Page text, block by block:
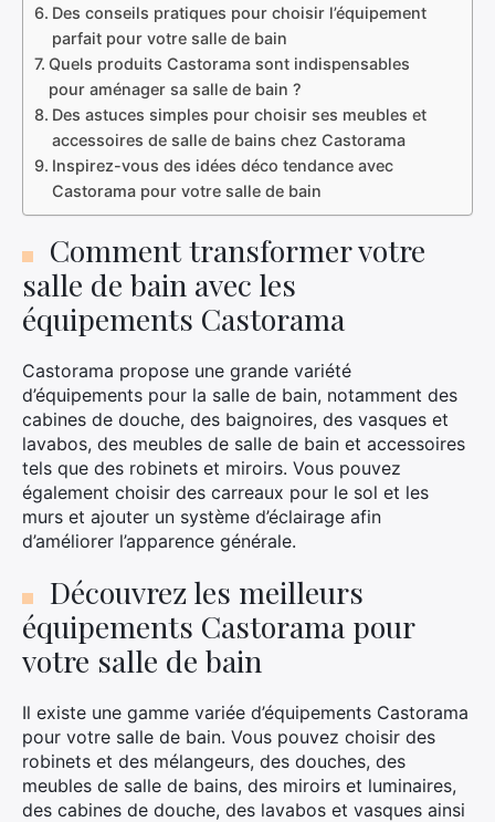
Des conseils pratiques pour choisir l’équipement
parfait pour votre salle de bain
Quels produits Castorama sont indispensables
pour aménager sa salle de bain ?
Des astuces simples pour choisir ses meubles et
accessoires de salle de bains chez Castorama
Inspirez-vous des idées déco tendance avec
Castorama pour votre salle de bain
Comment transformer votre
salle de bain avec les
équipements Castorama
Castorama propose une grande variété
d’équipements pour la salle de bain, notamment des
cabines de douche, des baignoires, des vasques et
lavabos, des meubles de salle de bain et accessoires
tels que des robinets et miroirs. Vous pouvez
également choisir des carreaux pour le sol et les
murs et ajouter un système d’éclairage afin
d’améliorer l’apparence générale.
Découvrez les meilleurs
équipements Castorama pour
votre salle de bain
Il existe une gamme variée d’équipements Castorama
pour votre salle de bain. Vous pouvez choisir des
robinets et des mélangeurs, des douches, des
meubles de salle de bains, des miroirs et luminaires,
des cabines de douche, des lavabos et vasques ainsi